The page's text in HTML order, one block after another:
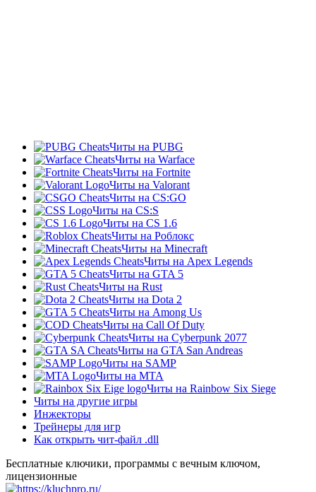
Читы на PUBG
Читы на Warface
Читы на Fortnite
Читы на Valorant
Читы на CS:GO
Читы на CS:S
Читы на CS 1.6
Читы на Роблокс
Читы на Minecraft
Читы на Apex Legends
Читы на GTA 5
Читы на Rust
Читы на Dota 2
Читы на Among Us
Читы на Call Of Duty
Читы на Cyberpunk 2077
Читы на GTA San Andreas
Читы на SAMP
Читы на МТА
Читы на Rainbow Six Siege
Читы на другие игры
Инжекторы
Трейнеры для игр
Как открыть чит-файл .dll
Бесплатные ключики, программы с вечным ключом,
лицензионные